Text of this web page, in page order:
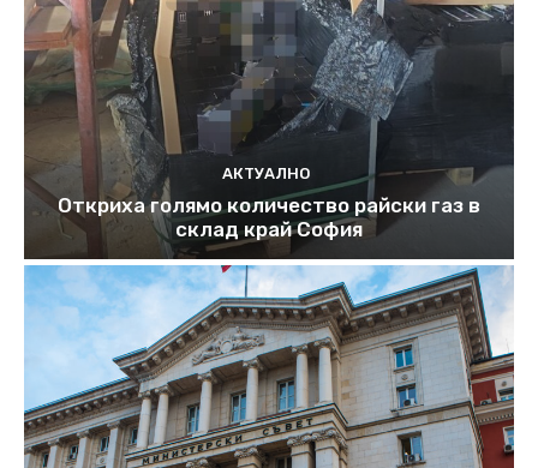
АКТУАЛНО
Откриха голямо количество райски газ в
склад край София